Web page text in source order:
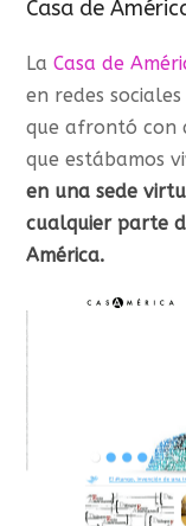
Casa de
LaCasa de
en redes
que afrontó con
que estábamos
en una sede
cualquier parte
América.